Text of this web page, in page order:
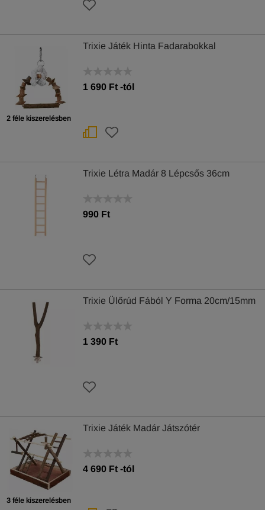
2 féle kiszerelésben
Trixie Játék Hinta Fadarabokkal
1 690 Ft -tól
Trixie Létra Madár 8 Lépcsős 36cm
990 Ft
Trixie Ülőrúd Fából Y Forma 20cm/15mm
1 390 Ft
3 féle kiszerelésben
Trixie Játék Madár Játszótér
4 690 Ft -tól